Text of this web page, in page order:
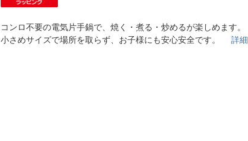
ご利用規約
コンロ不要の電気片手鍋で、焼く・煮る・炒めるが楽しめます。
小さめサイズで場所を取らず、お子様にも安心安全です。詳細